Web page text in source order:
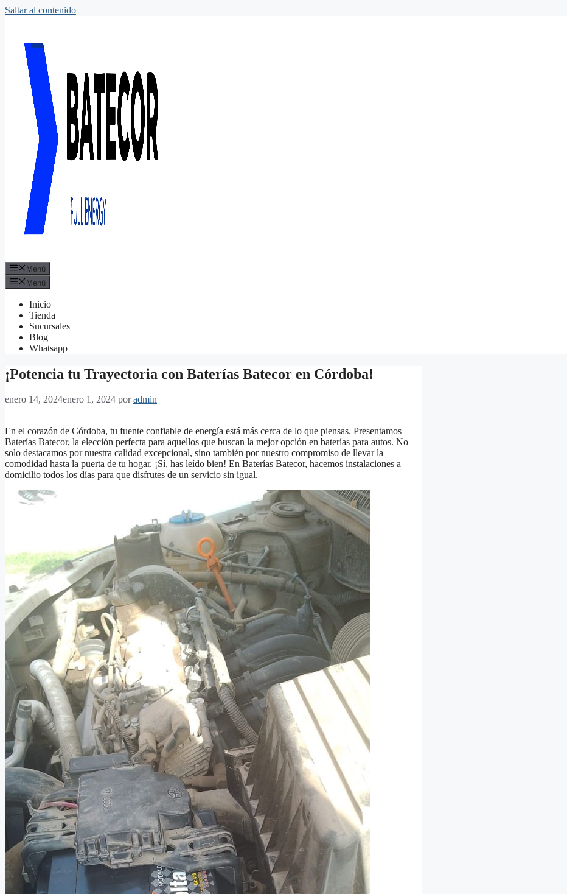
Saltar al contenido
Menú
Menú
Inicio
Tienda
Sucursales
Blog
Whatsapp
¡Potencia tu Trayectoria con Baterías Batecor en Córdoba!
enero 14, 2024enero 1, 2024 poradmin
En el corazón de Córdoba, tu fuente confiable de energía está más cerca de lo que piensas. Presentamos
Baterías Batecor, la elección perfecta para aquellos que buscan la mejor opción en baterías para autos. No
solo destacamos por nuestra calidad excepcional, sino también por nuestro compromiso de llevar la
comodidad hasta la puerta de tu hogar. ¡Sí, has leído bien! En Baterías Batecor, hacemos instalaciones a
domicilio todos los días para que disfrutes de un servicio sin igual.